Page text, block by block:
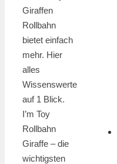
Giraffen
Rollbahn
bietet einfach
mehr. Hier
alles
Wissenswerte
auf 1 Blick.
I’m Toy
Rollbahn
Giraffe – die
wichtigsten